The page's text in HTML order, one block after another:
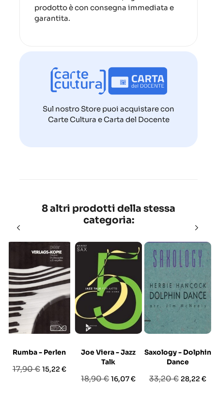
prodotto è con consegna immediata e
garantita.
Sul nostro Store puoi acquistare con
Carte Cultura e Carta del Docente
8 altri prodotti della stessa
categoria:
Rumba - Perlen
Prezzo
17,90 € Prezzo
15,22 €
Joe Viera - Jazz
Talk
Prezzo
18,90 €Prezzo
16,07 €
Saxology - Dolphin
Dance
Prezzo
33,20 € Prezzo
28,22 €